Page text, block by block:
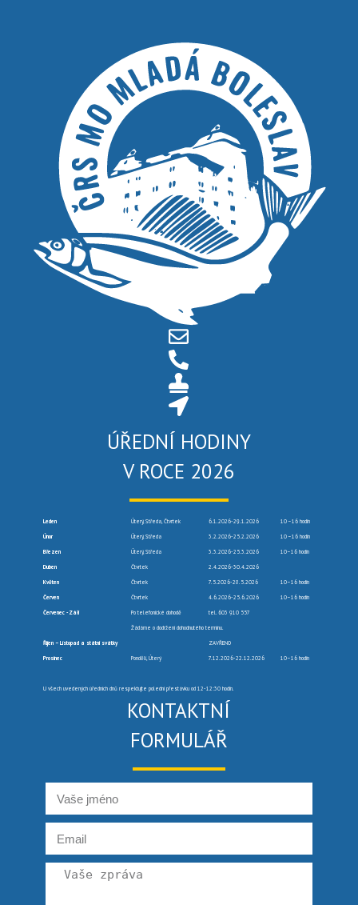
ÚŘEDNÍ HODINY
V ROCE 2026
Leden Úterý, Středa, Čtvrtek 6.1.2026-29.1.2026 10 –16 hodin
Únor Úterý, Středa 3.2.2026-25.2.2026 10 –16 hodin
Březen Úterý, Středa 3.3.2026-25.3.2026 10–16 hodin
Duben Čtvrtek 2.4.2026-30.4.2026
Květen Čtvrtek 7.5.2026-28.5.2026 10–16 hodin
Červen Čtvrtek 4.6.2026-25.6.2026 10–16 hodin
Červenec -Září Po telefonické dohodě tel. 603 910 557
Žádáme o dodržení dohodnutého termínu.
Říjen – Listopad a státní svátky ZAVŘENO
Prosinec Pondělí, Úterý 7.12.2026-22.12.2026 10–16 hodin
U všech uvedených úředních dnů respektujte polední přestávku od 12-12:30 hodin.
KONTAKTNÍ
FORMULÁŘ